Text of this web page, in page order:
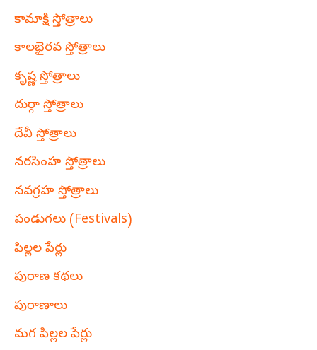
కామాక్షి స్తోత్రాలు
కాలభైరవ స్తోత్రాలు
కృష్ణ స్తోత్రాలు
దుర్గా స్తోత్రాలు
దేవీ స్తోత్రాలు
నరసింహ స్తోత్రాలు
నవగ్రహ స్తోత్రాలు
పండుగలు (Festivals)
పిల్లల పేర్లు
పురాణ కథలు
పురాణాలు
మగ పిల్లల పేర్లు